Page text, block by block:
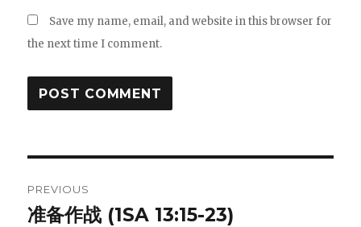
Save my name, email, and website in this browser for
the next time I comment.
navigation
PREVIOUS
Previous
准备作战 (1SA 13:15-23)